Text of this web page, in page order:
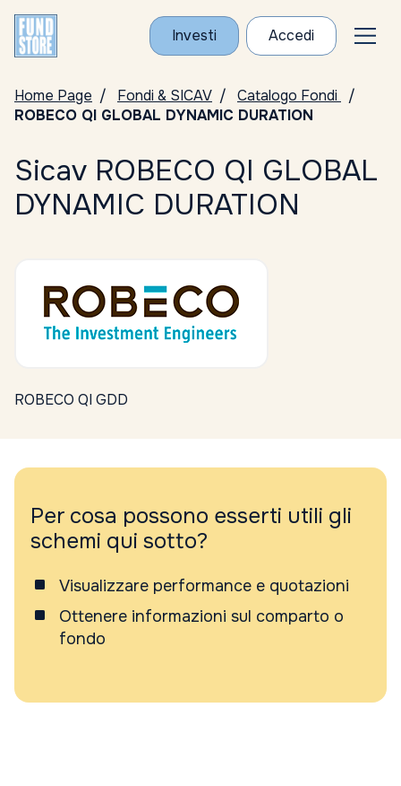
Investi Accedi
Home Page Fondi & SICAV
Catalogo Fondi
ROBECO QI GLOBAL DYNAMIC DURATION
Sicav ROBECO QI GLOBAL
DYNAMIC DURATION
ROBECO QI GDD
Per cosa possono esserti utili gli
schemi qui sotto?
Visualizzare performance e quotazioni
Ottenere informazioni sul comparto o
fondo